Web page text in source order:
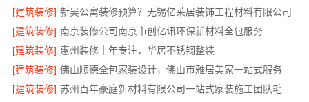
[建筑装修] 新吴公寓装修预算？无锡亿莱居装饰工程材料有限公司
[建筑装修] 南京装修公司南京市创亿讯环保新材料全包服务
[建筑装修] 惠州装修十年专注，华居不锈钢整装
[建筑装修] 佛山顺德全包家装设计，佛山市雅居美家一站式服务
[建筑装修]